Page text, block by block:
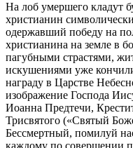
На лоб умершего кладут
христианин
одержавший победу на
христианина на земле в
пагубными страстями,
искушениями уже
награду в Царстве
изображение Господа
Иоанна Предтечи,
Трисвятого («Святый
Бессмертный, помилуй